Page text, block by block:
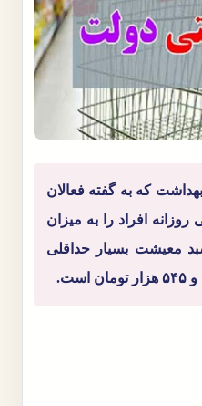
که به گفته فعالان
افراد را به میزان
معیشت بسیار حداقلی